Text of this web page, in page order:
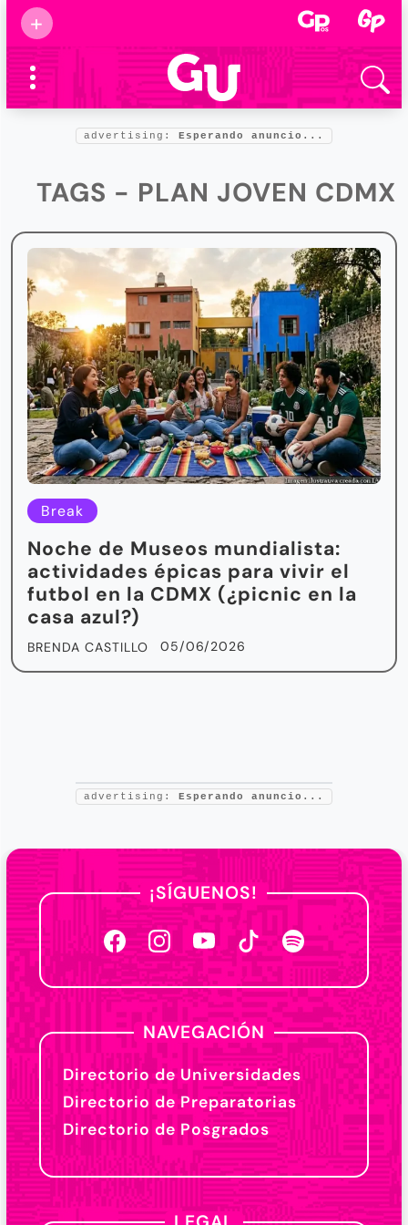
+
Supermamás
2025
Marcas de
confianza
Foro salud
advertising: Esperando anuncio...
TAGS - PLAN JOVEN CDMX
Break
Noche de Museos mundialista:
actividades épicas para vivir el
futbol en la CDMX (¿picnic en la
casa azul?)
BRENDA CASTILLO 05/06/2026
advertising: Esperando anuncio...
¡SÍGUENOS!
NAVEGACIÓN
Directorio de Universidades
Directorio de Preparatorias
Directorio de Posgrados